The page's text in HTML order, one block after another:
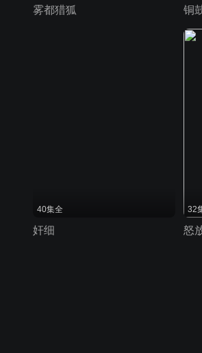
雾都猎狐 铜
40集全
奸细
32
怒